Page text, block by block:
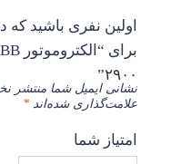
اولین نفری باشید که
۲۹۰۰”
نشانی ایمیل شما منتشر
علامت‌گذاری شده‌اند *
امتیاز شما